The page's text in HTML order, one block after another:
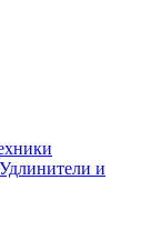
Удлинители и